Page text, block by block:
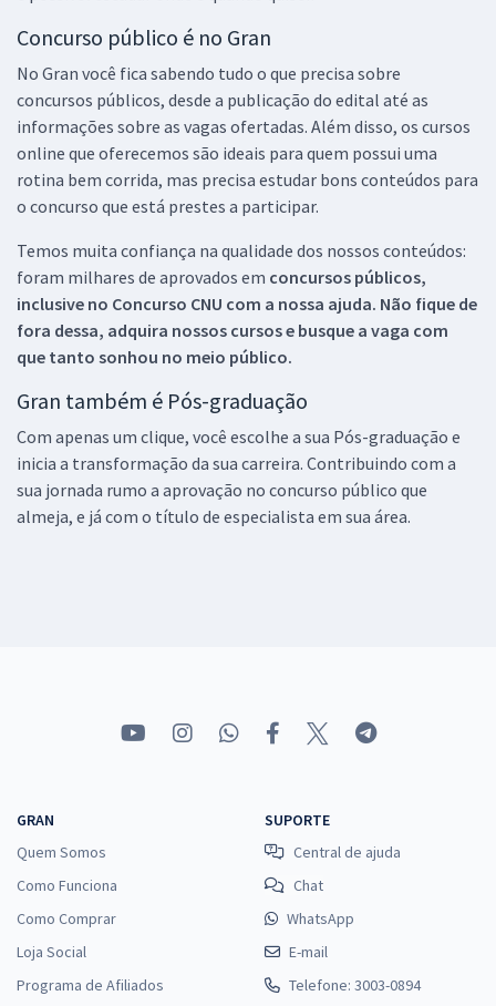
Concurso público é no Gran
No Gran você fica sabendo tudo o que precisa sobre
concursos públicos, desde a publicação do edital até as
informações sobre as vagas ofertadas. Além disso, os cursos
online que oferecemos são ideais para quem possui uma
rotina bem corrida, mas precisa estudar bons conteúdos para
o concurso que está prestes a participar.
Temos muita confiança na qualidade dos nossos conteúdos:
foram milhares de aprovados em concursos públicos,
inclusive no Concurso CNU com a nossa ajuda. Não fique de
fora dessa, adquira nossos cursos e busque a vaga com
que tanto sonhou no meio público.
Gran também é Pós-graduação
Com apenas um clique, você escolhe a sua Pós-graduação e
inicia a transformação da sua carreira. Contribuindo com a
sua jornada rumo a aprovação no concurso público que
almeja, e já com o título de especialista em sua área.
GRAN
Quem Somos
Como Funciona
Como Comprar
Loja Social
Programa de Afiliados
SUPORTE
Central de ajuda
Chat
WhatsApp
E-mail
Telefone: 3003-0894